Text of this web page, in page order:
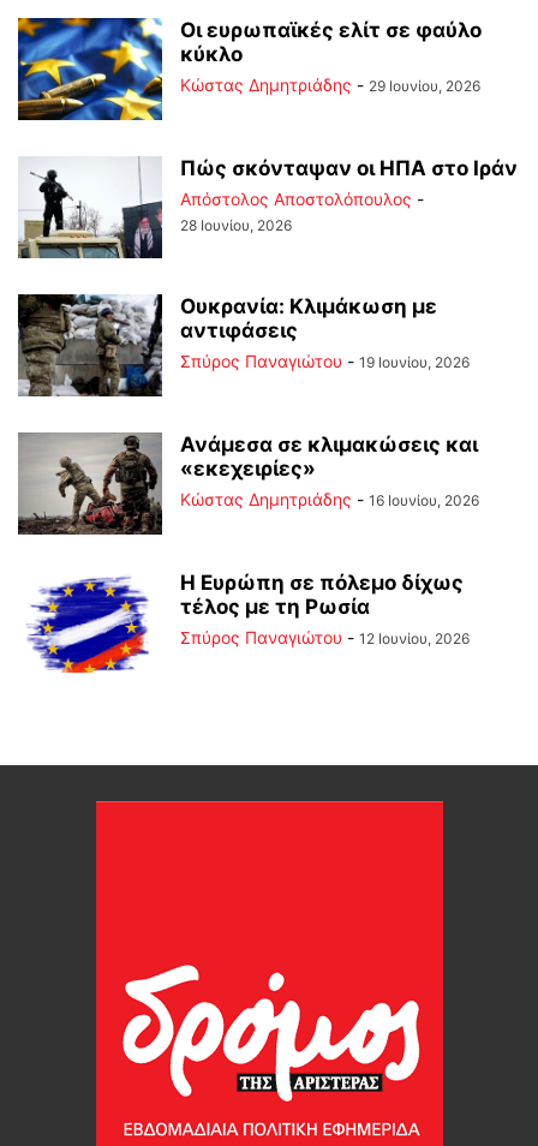
Οι ευρωπαϊκές ελίτ σε φαύλο
κύκλο
Kώστας Δημητριάδης - 29 Ιουνίου, 2026
Πώς σκόνταψαν οι ΗΠΑ στο Ιράν
Απόστολος Αποστολόπουλος -
28 Ιουνίου, 2026
Ουκρανία: Κλιμάκωση με
αντιφάσεις
Σπύρος Παναγιώτου - 19 Ιουνίου, 2026
Ανάμεσα σε κλιμακώσεις και
«εκεχειρίες»
Kώστας Δημητριάδης - 16 Ιουνίου, 2026
Η Ευρώπη σε πόλεμο δίχως
τέλος με τη Ρωσία
Σπύρος Παναγιώτου - 12 Ιουνίου, 2026